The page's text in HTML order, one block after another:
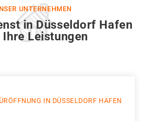
UNTERNEHMEN
in Düsseldorf Hafen
Ihre Leistungen
IN DÜSSELDORF HAFEN